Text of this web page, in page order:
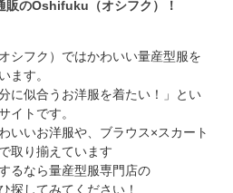
販のOshifuku（オシフク）！
シフク）ではかわいい量産型服を
ます。
に似合うお洋服を着たい！」とい
イトです。
いいお洋服や、ブラウス×スカート
取り揃えています
るなら量産型服専門店の
探してみてください！